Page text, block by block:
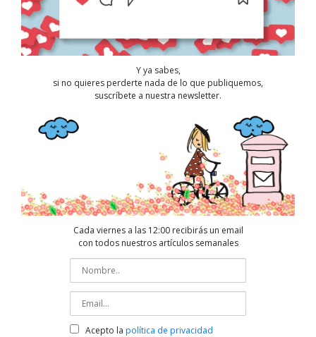
Y ya sabes,
si no quieres perderte nada de lo que publiquemos,
suscríbete a nuestra newsletter.
Cada viernes a las 12:00 recibirás un email
con todos nuestros artículos semanales
Acepto la política de privacidad